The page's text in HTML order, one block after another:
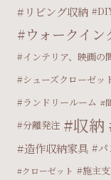
リビング収納
ウォークイン
インテリア、映画の
シューズクローゼッ
ランドリールーム
分離発注 収納
造作収納家具 パ
クローゼット 施主